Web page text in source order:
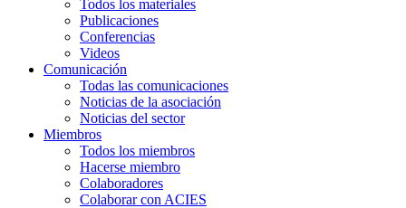
Todos los materiales
Publicaciones
Conferencias
Videos
Comunicación
Todas las comunicaciones
Noticias de la asociación
Noticias del sector
Miembros
Todos los miembros
Hacerse miembro
Colaboradores
Colaborar con ACIES